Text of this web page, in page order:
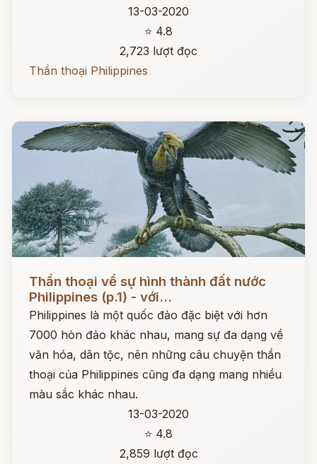
13-03-2020
⭐ 4.8
2,723 lượt đọc
Thần thoại Philippines
Đọc ngay
Thần thoại về sự hình thành đất nước
Philippines (p.1) - với...
Philippines là một quốc đảo đặc biệt với hơn
7000 hòn đảo khác nhau, mang sự đa dạng về
văn hóa, dân tộc, nên những câu chuyện thần
thoại của Philippines cũng đa dạng mang nhiều
màu sắc khác nhau.
13-03-2020
⭐ 4.8
2,859 lượt đọc